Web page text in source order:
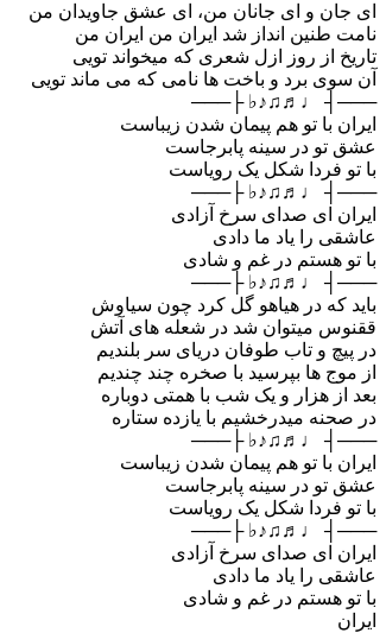
ای جان و ای جانان من، ای عشق جاویدان من
نامت طنین انداز شد ایران من ایران من
تاریخ از روز ازل شعری که میخواند تویی
آن سوی برد و باخت ها نامی که می ماند تویی
───┤ ♩♬♫♪♭ ├───
ایران با تو هم پیمان شدن زیباست
عشق تو در سینه پابرجاست
با تو فردا شکل یک رویاست
───┤ ♩♬♫♪♭ ├───
ایران ای صدای سرخ آزادی
عاشقی را یاد ما دادی
با تو هستم در غم و شادی
───┤ ♩♬♫♪♭ ├───
باید که در هیاهو گل کرد چون سیاوش
ققنوس میتوان شد در شعله های آتش
در پیچ و تاب طوفان دریای سر بلندیم
از موج ها بپرسید با صخره چند چندیم
بعد از هزار و یک شب با همتی دوباره
در صحنه میدرخشیم با یازده ستاره
───┤ ♩♬♫♪♭ ├───
ایران با تو هم پیمان شدن زیباست
عشق تو در سینه پابرجاست
با تو فردا شکل یک رویاست
───┤ ♩♬♫♪♭ ├───
ایران ای صدای سرخ آزادی
عاشقی را یاد ما دادی
با تو هستم در غم و شادی
ایران